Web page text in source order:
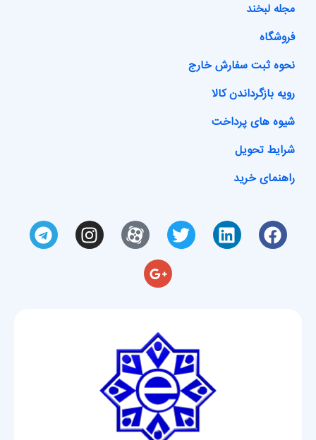
مجله لبخند
فروشگاه
نحوه ثبت سفارش خارج
رویه بازگرداندن کالا
شیوه های پرداخت
شرایط تحویل
راهنمای خرید